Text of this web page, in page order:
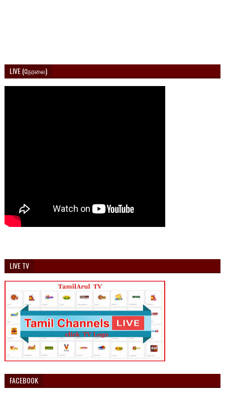
LIVE (நேரலை)
LIVE TV
FACEBOOK